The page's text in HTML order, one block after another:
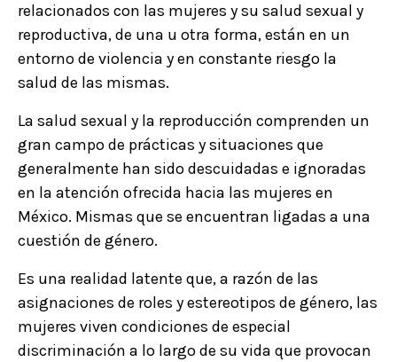
relacionados con las mujeres y su salud sexual y
reproductiva, de una u otra forma, están en un
entorno de violencia y en constante riesgo la
salud de las mismas.
La salud sexual y la reproducción comprenden un
gran campo de prácticas y situaciones que
generalmente han sido descuidadas e ignoradas
en la atención ofrecida hacia las mujeres en
México. Mismas que se encuentran ligadas a una
cuestión de género.
Es una realidad latente que, a razón de las
asignaciones de roles y estereotipos de género, las
mujeres viven condiciones de especial
discriminación a lo largo de su vida que provocan